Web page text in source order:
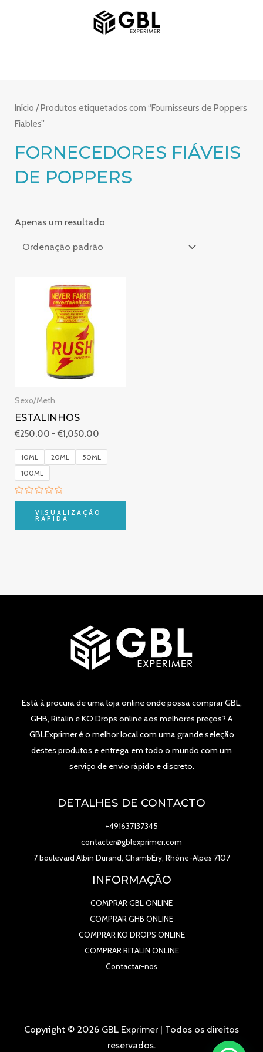
MENU
PRINCIPAL
Início / Produtos etiquetados com “Fournisseurs de Poppers
Fiables”
FORNECEDORES FIÁVEIS
DE POPPERS
Apenas um resultado
Sexo/Meth
ESTALINHOS
€250.00 - €1,050.00
10ML 20ML
50ML
100ML
Avaliação
VISUALIZAÇÃO
RÁPIDA
Está à procura de uma loja online onde possa comprar GBL,
GHB, Ritalin e KO Drops online aos melhores preços? A
GBLExprimer é o melhor local com uma grande seleção
destes produtos e entrega em todo o mundo com um
serviço de envio rápido e discreto.
DETALHES DE CONTACTO
+491637137345
contacter@gblexprimer.com
7 boulevard Albin Durand, ChambÉry, Rhône-Alpes 7107
INFORMAÇÃO
COMPRAR GBL ONLINE
COMPRAR GHB ONLINE
COMPRAR KO DROPS ONLINE
COMPRAR RITALIN ONLINE
Contactar-nos
Copyright © 2026 GBL Exprimer | Todos os direitos
reservados.